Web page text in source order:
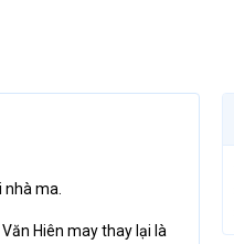
ma.
Hiên may thay lại là